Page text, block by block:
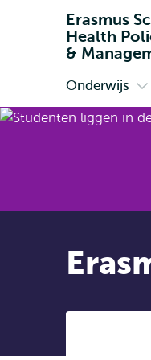
Erasmus
Health
&
Primair
Onderwijs